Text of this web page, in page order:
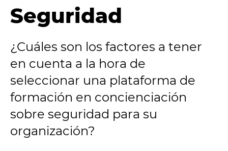
Seguridad
¿Cuáles son los factores a tener
en cuenta a la hora de
seleccionar una plataforma de
formación en concienciación
sobre seguridad para su
organización?